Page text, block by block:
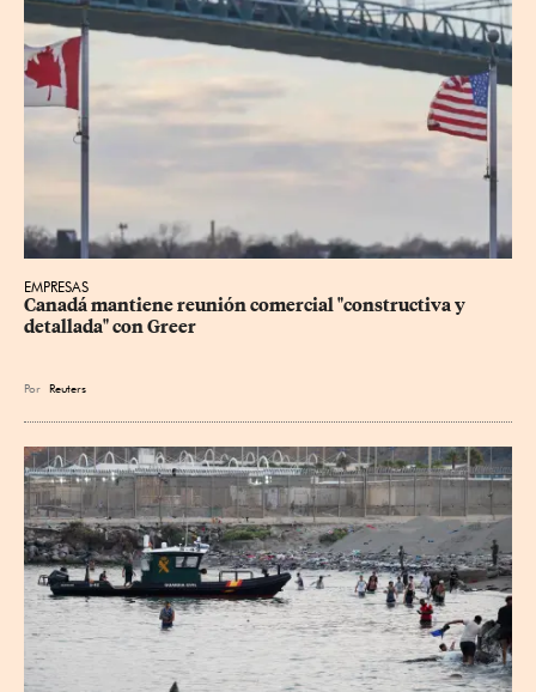
EMPRESAS
Canadá mantiene reunión ‌comercial "constructiva y
detallada" con Greer
Por Reuters